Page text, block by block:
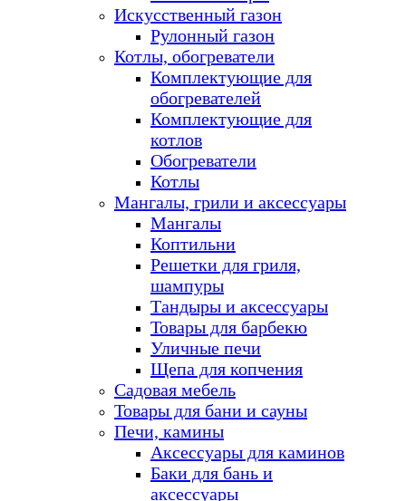
Искусственный газон
Рулонный газон
Котлы, обогреватели
Комплектующие для
обогревателей
Комплектующие для
котлов
Обогреватели
Котлы
Мангалы, грили и аксессуары
Мангалы
Коптильни
Решетки для гриля,
шампуры
Тандыры и аксессуары
Товары для барбекю
Уличные печи
Щепа для копчения
Садовая мебель
Товары для бани и сауны
Печи, камины
Аксессуары для каминов
Баки для бань и
аксессуары